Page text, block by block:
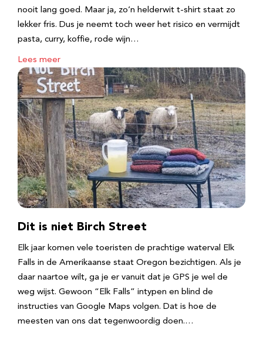
nooit lang goed. Maar ja, zo’n helderwit t-shirt staat zo
lekker fris. Dus je neemt toch weer het risico en vermijdt
pasta, curry, koffie, rode wijn…
Lees meer
Dit is niet Birch Street
Elk jaar komen vele toeristen de prachtige waterval Elk
Falls in de Amerikaanse staat Oregon bezichtigen. Als je
daar naartoe wilt, ga je er vanuit dat je GPS je wel de
weg wijst. Gewoon “Elk Falls” intypen en blind de
instructies van Google Maps volgen. Dat is hoe de
meesten van ons dat tegenwoordig doen.…